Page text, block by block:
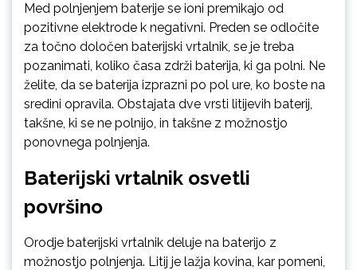
Med polnjenjem baterije se ioni premikajo od
pozitivne elektrode k negativni. Preden se odločite
za točno določen baterijski vrtalnik, se je treba
pozanimati, koliko časa zdrži baterija, ki ga polni. Ne
želite, da se baterija izprazni po pol ure, ko boste na
sredini opravila. Obstajata dve vrsti litijevih baterij,
takšne, ki se ne polnijo, in takšne z možnostjo
ponovnega polnjenja.
Baterijski vrtalnik osvetli
površino
Orodje baterijski vrtalnik deluje na baterijo z
možnostjo polnjenja. Litij je lažja kovina, kar pomeni,